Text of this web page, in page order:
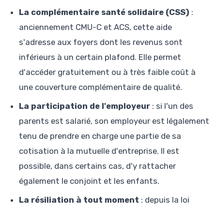
La complémentaire santé solidaire (CSS) :
anciennement CMU-C et ACS, cette aide
s'adresse aux foyers dont les revenus sont
inférieurs à un certain plafond. Elle permet
d'accéder gratuitement ou à très faible coût à
une couverture complémentaire de qualité.
La participation de l'employeur : si l'un des
parents est salarié, son employeur est légalement
tenu de prendre en charge une partie de sa
cotisation à la mutuelle d'entreprise. Il est
possible, dans certains cas, d'y rattacher
également le conjoint et les enfants.
La résiliation à tout moment : depuis la loi